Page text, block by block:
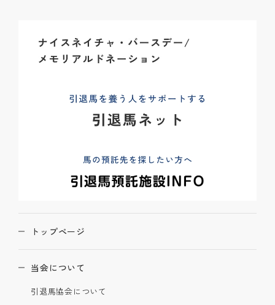
トップページ
当会について
引退馬協会について